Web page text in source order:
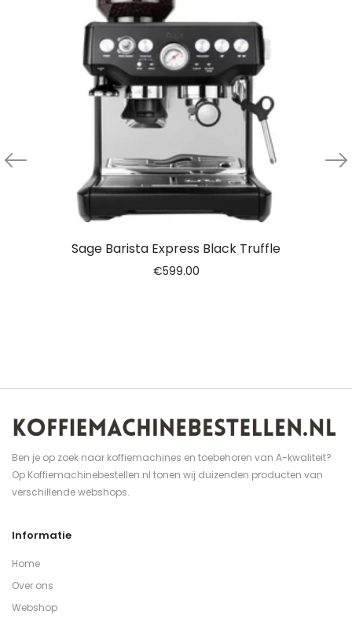
Sage Barista Express Black Truffle
€599.00
Ben je op zoek naar koffiemachines en toebehoren van A-kwaliteit?
Op Koffiemachinebestellen.nl tonen wij duizenden producten van
verschillende webshops.
Informatie
Home
Over ons
Webshop